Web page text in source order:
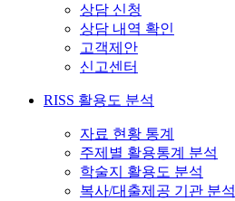
상담 신청
상담 내역 확인
고객제안
신고센터
RISS 활용도 분석
자료 현황 통계
주제별 활용통계 분석
학술지 활용도 분석
복사/대출제공 기관 분석